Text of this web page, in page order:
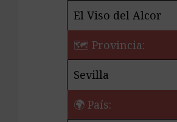
El Viso del Alcor
🗺 Provincia:
Sevilla
🌍 País: